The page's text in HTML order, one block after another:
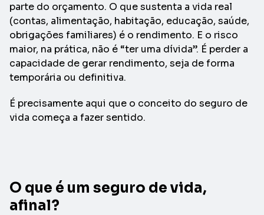
parte do orçamento. O que sustenta a vida real
(contas, alimentação, habitação, educação, saúde,
obrigações familiares) é o rendimento. E o risco
maior, na prática, não é “ter uma dívida”. É perder a
capacidade de gerar rendimento, seja de forma
temporária ou definitiva.
É precisamente aqui que o conceito do seguro de
vida começa a fazer sentido.
O que é um seguro de vida,
afinal?